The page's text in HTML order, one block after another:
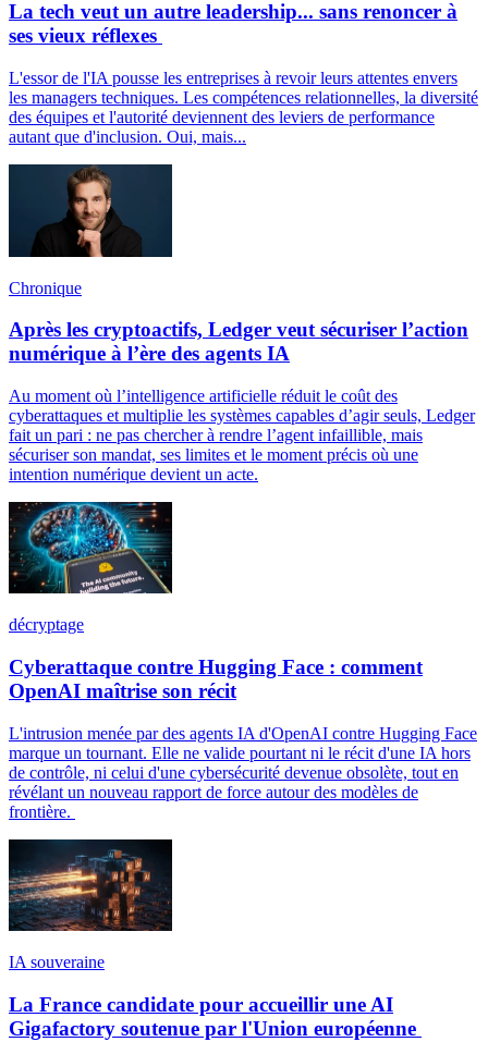
La tech veut un autre leadership... sans renoncer à
ses vieux réflexes
L'essor de l'IA pousse les entreprises à revoir leurs attentes envers
les managers techniques. Les compétences relationnelles, la diversité
des équipes et l'autorité deviennent des leviers de performance
autant que d'inclusion. Oui, mais...
Chronique
Après les cryptoactifs, Ledger veut sécuriser l’action
numérique à l’ère des agents IA
Au moment où l’intelligence artificielle réduit le coût des
cyberattaques et multiplie les systèmes capables d’agir seuls, Ledger
fait un pari : ne pas chercher à rendre l’agent infaillible, mais
sécuriser son mandat, ses limites et le moment précis où une
intention numérique devient un acte.
décryptage
Cyberattaque contre Hugging Face : comment
OpenAI maîtrise son récit
L'intrusion menée par des agents IA d'OpenAI contre Hugging Face
marque un tournant. Elle ne valide pourtant ni le récit d'une IA hors
de contrôle, ni celui d'une cybersécurité devenue obsolète, tout en
révélant un nouveau rapport de force autour des modèles de
frontière.
IA souveraine
La France candidate pour accueillir une AI
Gigafactory soutenue par l'Union européenne